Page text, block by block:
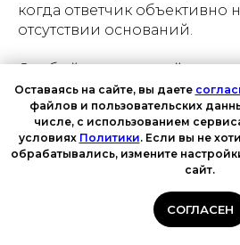
когда ответчик объективно
отсутствии оснований.
Особый порядок действует
сделок в банкротстве. Если
недействительной сделку
денег, проценты по статье
подлежащую возврату,
вступления в силу
Исключение — если будет
ответчик узнал о пороках
Оставаясь на сайте, вы даете
файлов и пользовательских
числе, с использованием
условиях Политики. Если вы не
обрабатывались, измените
сайт.
СОГЛАСЕН